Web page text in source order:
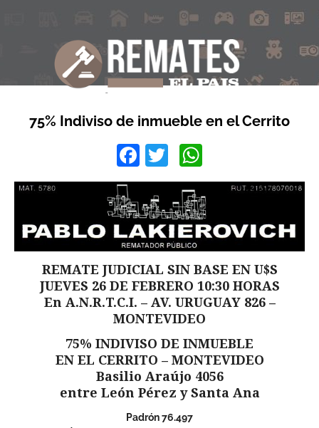
75% Indiviso de inmueble en el Cerrito
Facebook
Twitter
REMATE JUDICIAL SIN BASE EN U$S
JUEVES 26 DE FEBRERO 10:30 HORAS
En A.N.R.T.C.I. – AV. URUGUAY 826 –
MONTEVIDEO
75% INDIVISO DE INMUEBLE
EN EL CERRITO – MONTEVIDEO
Basilio Araújo 4056
entre León Pérez y Santa Ana
Padrón 76.497